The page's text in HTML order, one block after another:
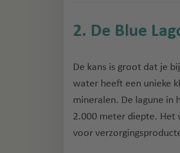
2. De Blue
De kans is groot dat je
water heeft een unieke
mineralen. De lagune in
2.000 meter diepte. Het
voor